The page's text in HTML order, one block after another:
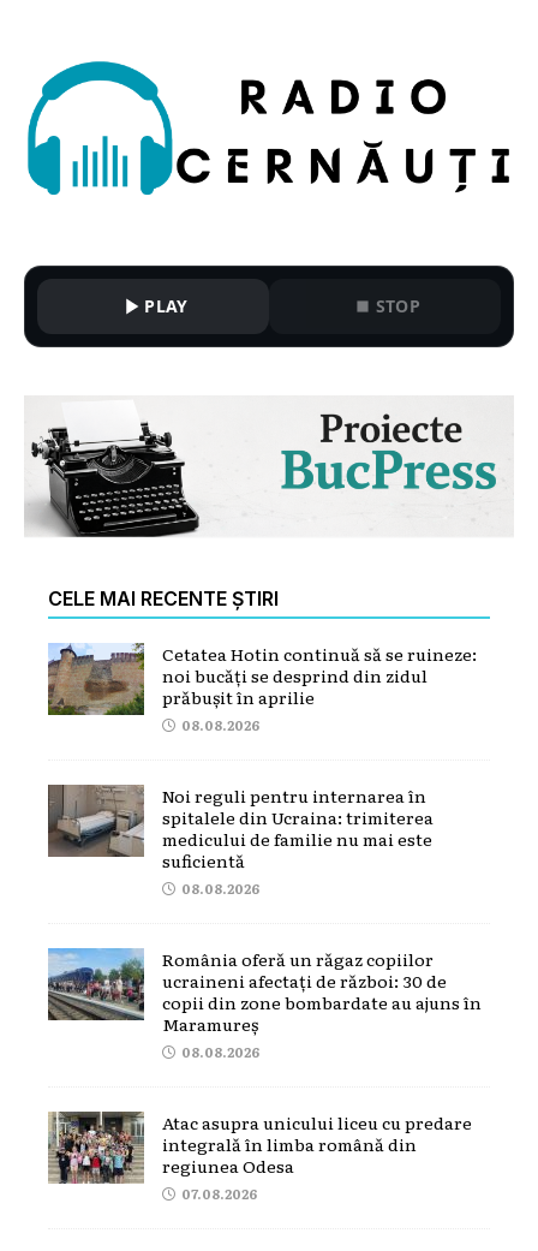
PLAY STOP
CELE MAI RECENTE ȘTIRI
Cetatea Hotin continuă să se ruineze:
noi bucăți se desprind din zidul
prăbușit în aprilie
08.08.2026
Noi reguli pentru internarea în
spitalele din Ucraina: trimiterea
medicului de familie nu mai este
suficientă
08.08.2026
România oferă un răgaz copiilor
ucraineni afectați de război: 30 de
copii din zone bombardate au ajuns în
Maramureș
08.08.2026
Atac asupra unicului liceu cu predare
integrală în limba română din
regiunea Odesa
07.08.2026